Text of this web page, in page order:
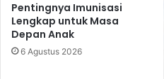
Pentingnya Imunisasi
Lengkap untuk Masa
Depan Anak
6 Agustus 2026